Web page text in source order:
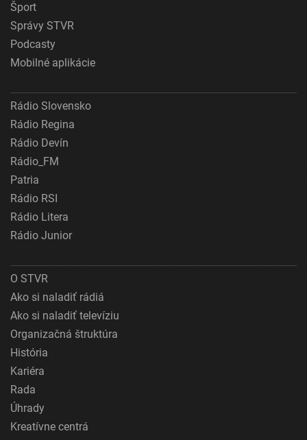
Šport
Správy STVR
Podcasty
Mobilné aplikácie
Rádio Slovensko
Rádio Regina
Rádio Devín
Rádio_FM
Patria
Rádio RSI
Rádio Litera
Rádio Junior
O STVR
Ako si naladiť rádiá
Ako si naladiť televíziu
Organizačná štruktúra
História
Kariéra
Rada
Úhrady
Kreatívne centrá